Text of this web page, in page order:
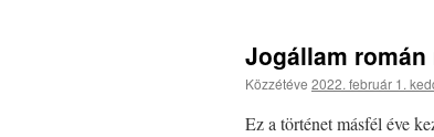
Jogállam
Közzétéve 2022. február 1.
Ez a történet másfél éve